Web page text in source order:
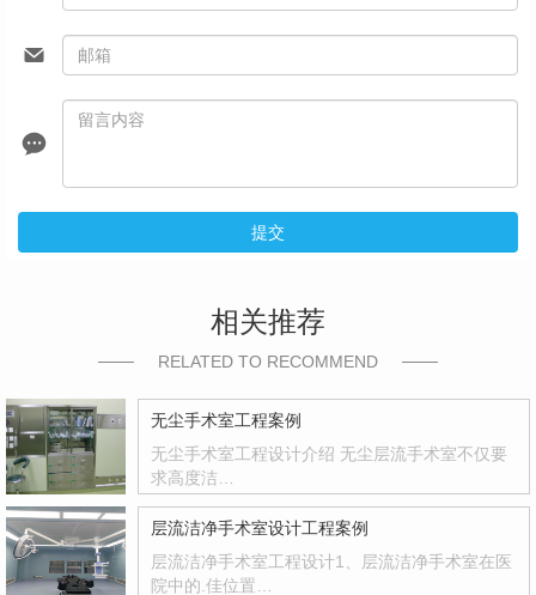
提交
相关推荐
RELATED TO RECOMMEND
无尘手术室工程案例
无尘手术室工程设计介绍 无尘层流手术室不仅要
求高度洁…
层流洁净手术室设计工程案例
层流洁净手术室工程设计1、层流洁净手术室在医
院中的.佳位置…